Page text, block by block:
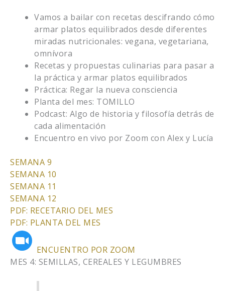
Vamos a bailar con recetas descifrando cómo
armar platos equilibrados desde diferentes
miradas nutricionales: vegana, vegetariana,
omnívora
Recetas y propuestas culinarias para pasar a
la práctica y armar platos equilibrados
Práctica: Regar la nueva consciencia
Planta del mes: TOMILLO
Podcast: Algo de historia y filosofía detrás de
cada alimentación
Encuentro en vivo por Zoom con Alex y Lucía
SEMANA 9
SEMANA 10
SEMANA 11
SEMANA 12
PDF: RECETARIO DEL MES
PDF: PLANTA DEL MES
ENCUENTRO POR ZOOM
MES 4: SEMILLAS, CEREALES Y LEGUMBRES